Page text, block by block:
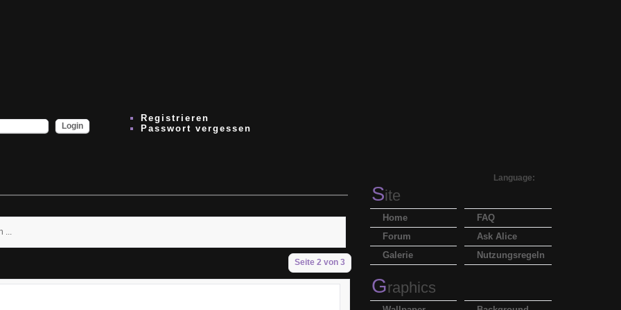
Registrieren
Passwort vergessen
...
Seite 2 von 3
Language:
Site
FAQ
Ask Alice
Nutzungsregeln
Home
Forum
Galerie
Graphics